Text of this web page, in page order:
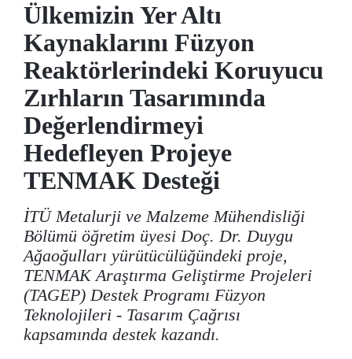
Ülkemizin Yer Altı
Kaynaklarını Füzyon
Reaktörlerindeki Koruyucu
Zırhların Tasarımında
Değerlendirmeyi
Hedefleyen Projeye
TENMAK Desteği
İTÜ Metalurji ve Malzeme Mühendisliği
Bölümü öğretim üyesi Doç. Dr. Duygu
Ağaoğulları yürütücülüğündeki proje,
TENMAK Araştırma Geliştirme Projeleri
(TAGEP) Destek Programı Füzyon
Teknolojileri - Tasarım Çağrısı
kapsamında destek kazandı.